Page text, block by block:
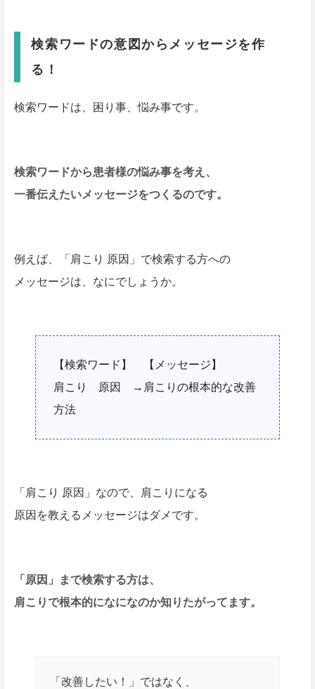
検索ワードの意図からメッセージを作
る！
検索ワードは、困り事、悩み事です。
検索ワードから患者様の悩み事を考え、
一番伝えたいメッセージをつくるのです。
例えば、「肩こり 原因」で検索する方への
メッセージは、なにでしょうか。
【検索ワード】 【メッセージ】
肩こり 原因 →肩こりの根本的な改善
方法
「肩こり 原因」なので、肩こりになる
原因を教えるメッセージはダメです。
「原因」まで検索する方は、
肩こりで根本的になになのか知りたがってます。
「改善したい！」ではなく、